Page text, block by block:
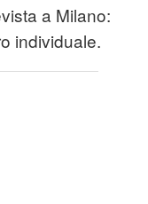
a Milano:
individuale.